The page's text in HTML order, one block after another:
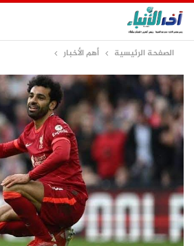
الصفحة الرئيسية أهم الأخبار